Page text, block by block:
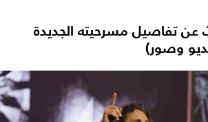
تفاصيل مسرحيته الجديدة
وصور)